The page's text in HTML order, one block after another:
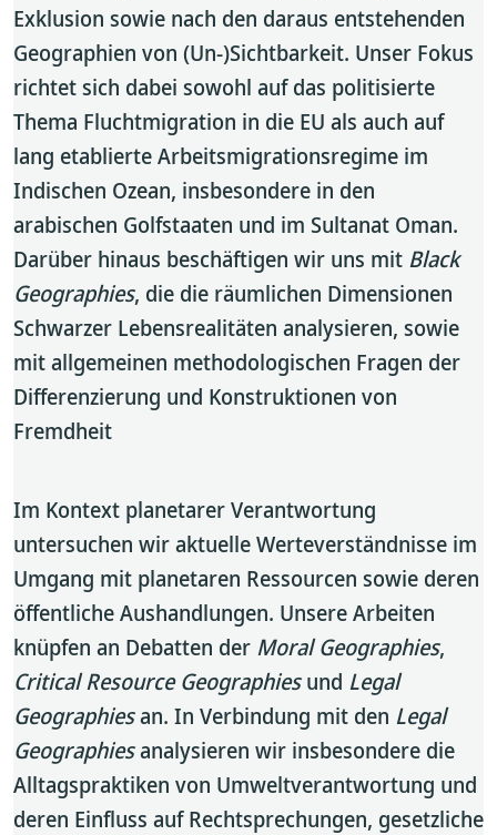
Exklusion sowie nach den daraus entstehenden
Geographien von (Un-)Sichtbarkeit. Unser Fokus
richtet sich dabei sowohl auf das politisierte
Thema Fluchtmigration in die EU als auch auf
lang etablierte Arbeitsmigrationsregime im
Indischen Ozean, insbesondere in den
arabischen Golfstaaten und im Sultanat Oman.
Darüber hinaus beschäftigen wir uns mit Black
Geographies, die die räumlichen Dimensionen
Schwarzer Lebensrealitäten analysieren, sowie
mit allgemeinen methodologischen Fragen der
Differenzierung und Konstruktionen von
Fremdheit
Im Kontext planetarer Verantwortung
untersuchen wir aktuelle Werteverständnisse im
Umgang mit planetaren Ressourcen sowie deren
öffentliche Aushandlungen. Unsere Arbeiten
knüpfen an Debatten der Moral Geographies,
Critical Resource Geographiesund Legal
Geographiesan. In Verbindung mit den Legal
Geographiesanalysieren wir insbesondere die
Alltagspraktiken von Umweltverantwortung und
deren Einfluss auf Rechtsprechungen, gesetzliche